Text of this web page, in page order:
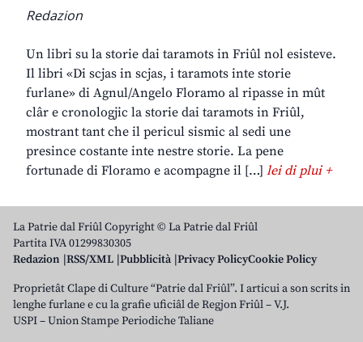
Redazion
Un libri su la storie dai taramots in Friûl nol esisteve.
Il libri «Di scjas in scjas, i taramots inte storie
furlane» di Agnul/Angelo Floramo al ripasse in mût
clâr e cronologjic la storie dai taramots in Friûl,
mostrant tant che il pericul sismic al sedi une
presince costante inte nestre storie. La pene
fortunade di Floramo e acompagne il […] lei di plui +
La Patrie dal Friûl Copyright © La Patrie dal Friûl
Partita IVA 01299830305
Redazion RSS/XML Pubblicità Privacy PolicyCookie Policy
Proprietât Clape di Culture “Patrie dal Friûl”. I articui a son scrits in
lenghe furlane e cu la grafie uficiâl de Regjon Friûl – V.J.
USPI – Union Stampe Periodiche Taliane